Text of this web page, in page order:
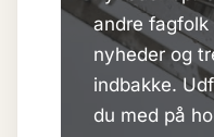
andre
nyheder og
indbakke.
du med på